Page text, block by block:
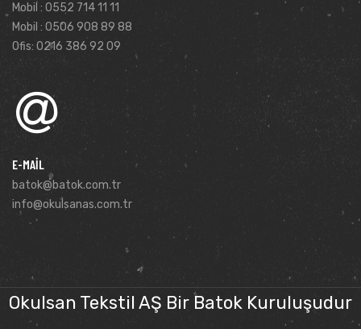
Mobil : 0552 714 11 11
Mobil : 0506 908 89 88
Ofis: 0216 386 92 09
E-MAIL
batok@batok.com.tr
info@okulsanas.com.tr
Okulsan Tekstil AŞ Bir Batok Kuruluşudur